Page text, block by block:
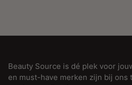
Beauty Source is dé plek voor
en must-have merken zijn bij ons